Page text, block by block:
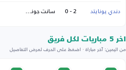
دندي يونايتد
2 - 0 سانت جونستون
اخر 5 مباريات لكل فريق
من اليمين: آخر مباراة · اضغط على الحرف لعرض التفاصيل